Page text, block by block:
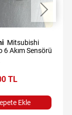
6 Akım Sensörü
TL
Ekle